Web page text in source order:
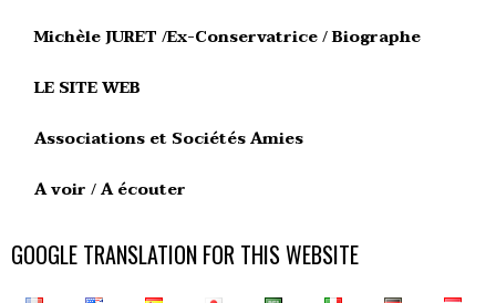
Michèle JURET /Ex-Conservatrice / Biographe
LE SITE WEB
Associations et Sociétés Amies
A voir / A écouter
GOOGLE TRANSLATION FOR THIS WEBSITE